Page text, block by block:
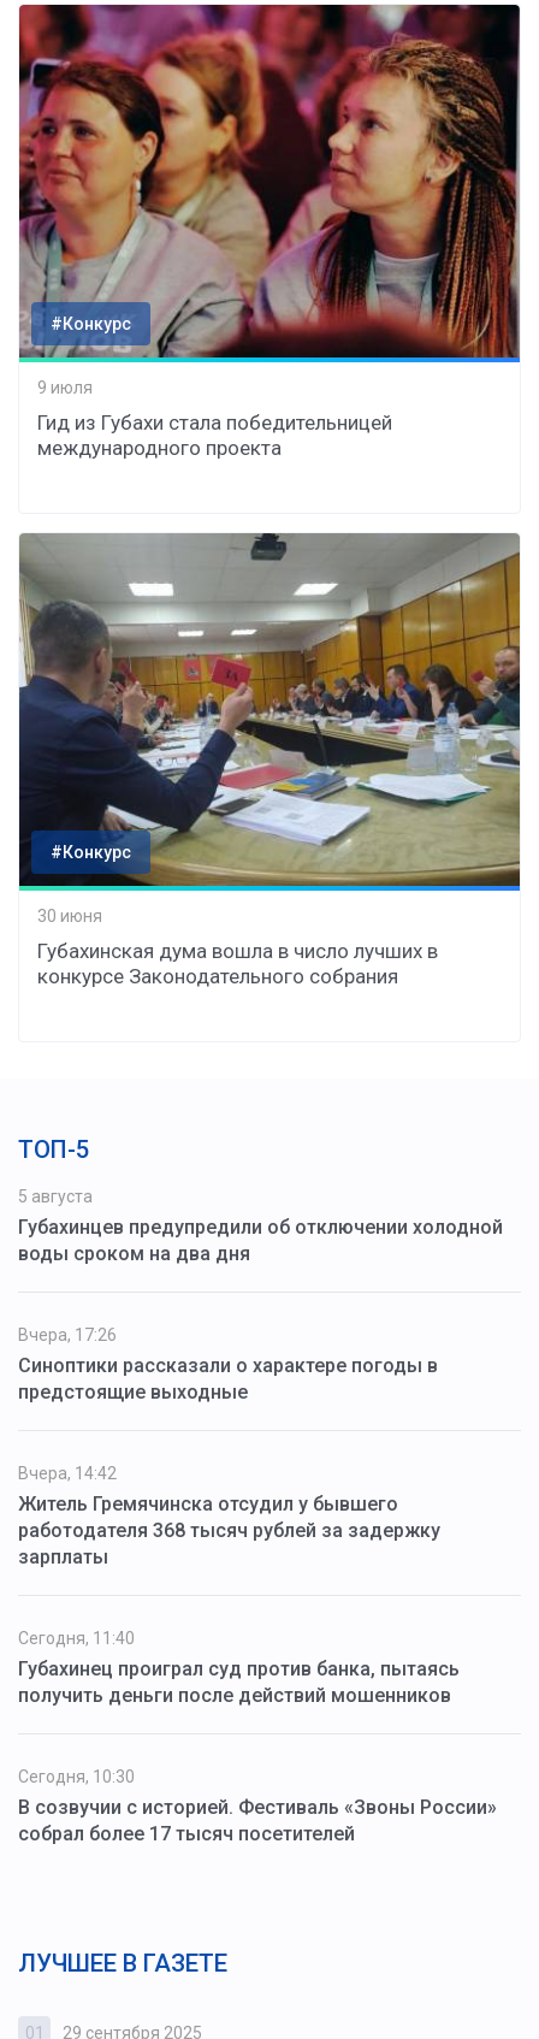
#Конкурс
9 июля
Гид из Губахи стала победительницей
международного проекта
#Конкурс
30 июня
Губахинская дума вошла в число лучших в
конкурсе Законодательного собрания
ТОП-5
5 августа
Губахинцев предупредили об отключении холодной
воды сроком на два дня
Вчера, 17:26
Синоптики рассказали о характере погоды в
предстоящие выходные
Вчера, 14:42
Житель Гремячинска отсудил у бывшего
работодателя 368 тысяч рублей за задержку
зарплаты
Сегодня, 11:40
Губахинец проиграл суд против банка, пытаясь
получить деньги после действий мошенников
Сегодня, 10:30
В созвучии с историей. Фестиваль «Звоны России»
собрал более 17 тысяч посетителей
ЛУЧШЕЕ В ГАЗЕТЕ
01 29 сентября 2025